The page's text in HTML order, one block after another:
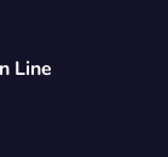
Line